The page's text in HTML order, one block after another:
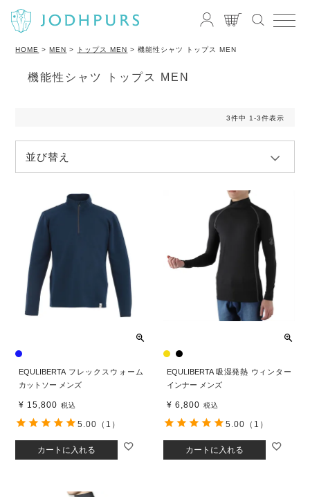
HOME MEN トップス MEN 機能性シャツ トップス MEN
機能性シャツ トップス MEN
並び替え
3件中 1 -3件表示
EQULIBERTA フレックスウォーム
カットソー メンズ
¥ 15,800 税込
カートに入れる
5.00 （1）
EQULIBERTA 吸湿発熱 ウィンター
インナー メンズ
¥ 6,800 税込
カートに入れる
5.00 （1）